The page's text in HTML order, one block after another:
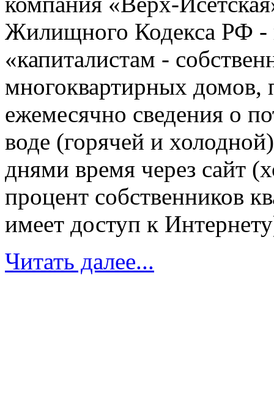
Жилищного Кодекса РФ -
«капиталистам -
многоквартирных домов,
ежемесячно сведения о
воде (горячей и
днями время через сайт
процент собственников
имеет доступ к
Читать далее...